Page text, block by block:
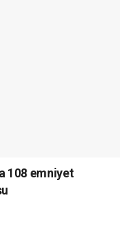
108 emniyet